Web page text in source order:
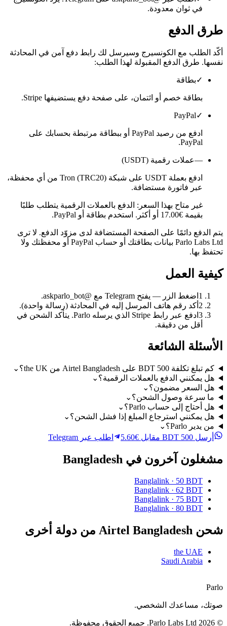
في ثوان معدودة.
طرق الدفع
أكّد الطلب مع الكونسيرج وسيرسل لك رابط دفع آمن في المحادثة
نفسها. طرق الدفع المقبولة لهذا الطلب:
✓بطاقة
بطاقة خصم أو ائتمان، على صفحة دفع يستضيفها Stripe.
✓
PayPal
ادفع من رصيد PayPal أو ببطاقة مرتبطة بحسابك على
PayPal.
—عملات رقمية (USDT)
ادفع بعملة USDT على شبكة Tron (TRC20) من أي محفظة،
عبر فاتورة مستضافة.
غير متاح بهذا السعر: الدفع بالعملات الرقمية يتطلب طلبًا
بقيمة €17.00 أو أكثر. استخدم بطاقة أو PayPal.
يتم الدفع دائمًا على الصفحة المستضافة لدى مزوّد الدفع. لا ترى
Parlo Labs Ltd بيانات بطاقتك أو حساب PayPal أو محفظتك ولا
تحتفظ بها.
كيفية العمل
1 اضغط الزر — يفتح Telegram مع @askparlo_bot.
2 أكد رقم هاتف المرسل إليه في المحادثة (رسالة واحدة).
3
ادفع عبر رابط Stripe الذي يرسله Parlo. يتأكد الشحن في
أقل من دقيقة.
الأسئلة الشائعة
كم تبلغ تكلفة 500 BDT على Airtel Bangladesh من the UK؟
⌄
هل يمكنني الدفع بالعملات الرقمية؟ ⌄
هل السعر مضمون؟ ⌄
ما سرعة وصول الشحن؟ ⌄
هل أحتاج إلى حساب Parlo؟
⌄
هل يمكنني استرجاع المبلغ إذا فشل الشحن؟ ⌄
من يدير Parlo؟
⌄
أرسل 500 BDT مقابل €5.60
اطلب عبر Telegram
مشغلون آخرون في Bangladesh
Banglalink · 50 BDT
Banglalink · 62 BDT
Banglalink · 75 BDT
Banglalink · 80 BDT
شحن Airtel Bangladesh من دولة أخرى
the UAE
Saudi Arabia
Parlo
صوتك، مساعدك الشخصي.
©
2026 جميع الحقوق محفوظة.